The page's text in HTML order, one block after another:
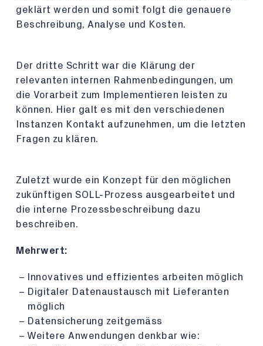
geklärt werden und somit folgt die genauere
Beschreibung, Analyse und Kosten.
Der dritte Schritt war die Klärung der
relevanten internen Rahmenbedingungen, um
die Vorarbeit zum Implementieren leisten zu
können. Hier galt es mit den verschiedenen
Instanzen Kontakt aufzunehmen, um die letzten
Fragen zu klären.
Zuletzt wurde ein Konzept für den möglichen
zukünftigen SOLL-Prozess ausgearbeitet und
die interne Prozessbeschreibung dazu
beschreiben.
Mehrwert:
Innovatives und effizientes arbeiten möglich
Digitaler Datenaustausch mit Lieferanten
möglich
Datensicherung zeitgemäss
Weitere Anwendungen denkbar wie: